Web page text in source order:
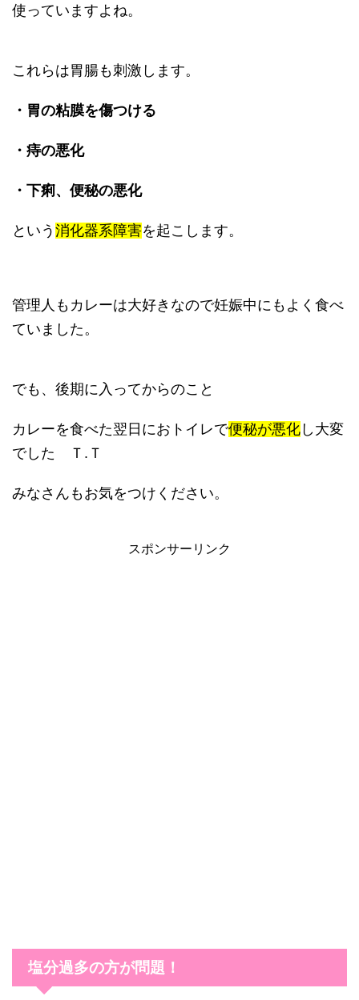
使っていますよね。
これらは胃腸も刺激します。
・胃の粘膜を傷つける
・痔の悪化
・下痢、便秘の悪化
という 消化器系障害を起こします。
管理人もカレーは大好きなので妊娠中にもよく食べ
ていました。
でも、後期に入ってからのこと
カレーを食べた翌日におトイレで便秘が悪化 し大変
でした Ｔ.Ｔ
みなさんもお気をつけください。
スポンサーリンク
塩分過多の方が問題！